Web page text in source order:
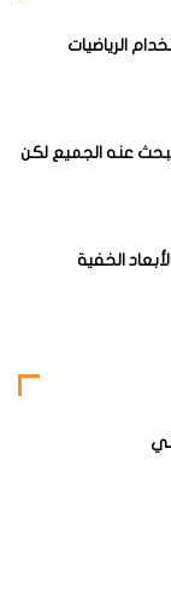
الرياضيات
عنه الجميع لكن
الخفية